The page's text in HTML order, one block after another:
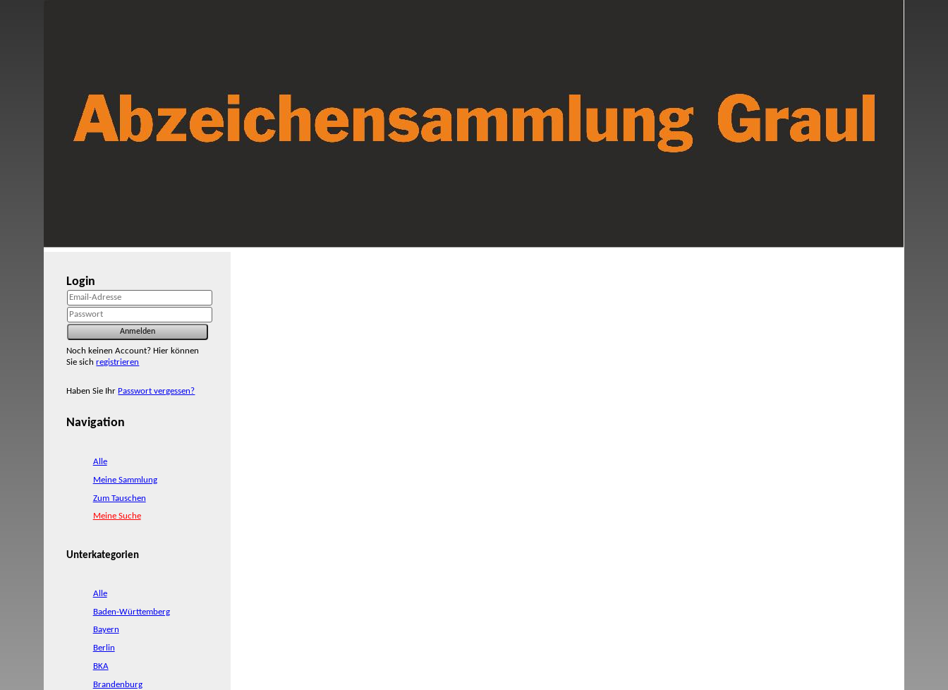
Login
Noch keinen Account? Hier können
Sie sichregistrieren
Haben Sie Ihr Passwort vergessen?
Navigation
Alle
Meine Sammlung
Zum Tauschen
Meine Suche
Unterkategorien
Alle
Baden-Württemberg
Bayern
Berlin
BKA
Brandenburg